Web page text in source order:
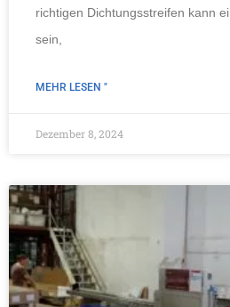
richtigen Dichtungsstreifen kann
sein,
MEHR LESEN "
Dezember 8, 2024